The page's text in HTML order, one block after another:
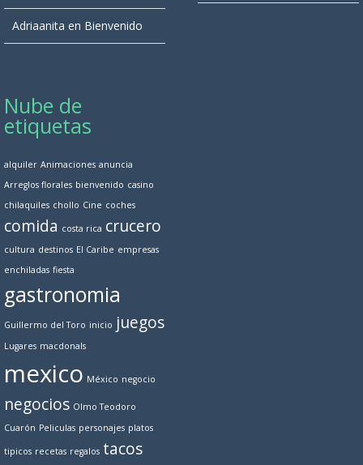
Adriaanita en Bienvenido
Nube de
etiquetas
alquiler Animaciones anuncia
Arreglos florales bienvenido casino
chilaquiles chollo Cine coches
comida costa rica crucero
cultura destinos El Caribe empresas
enchiladas fiesta
gastronomia
Guillermo del Toro inicio juegos
Lugares macdonals
mexico México negocio
negocios Olmo Teodoro
Cuarón Peliculas personajes platos
tipicos recetas regalos tacos